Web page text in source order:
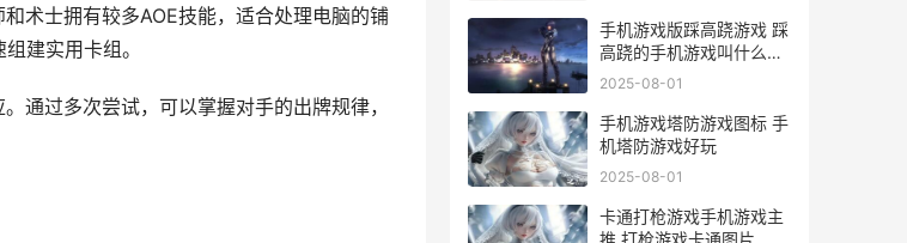
术士拥有较多AOE技能，适合处理电脑的铺
建实用卡组。
通过多次尝试，可以掌握对手的出牌规律，
手机游戏版踩高跷游戏 踩
高跷的手机游戏叫什么名
字
2025-08-01
手机游戏塔防游戏图标 手
机塔防游戏好玩
2025-08-01
卡通打枪游戏手机游戏主
推 打枪游戏卡通图片